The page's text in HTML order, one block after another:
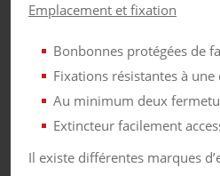
Emplacement et fixation
Bonbonnes protégées de
Fixations résistantes à
Au minimum deux
Extincteur facilement
Il existe différentes marques